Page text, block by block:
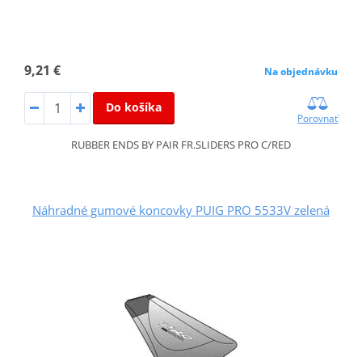
9,21 € Na objednávku
Do košíka
Porovnať
RUBBER ENDS BY PAIR FR.SLIDERS PRO C/RED
Náhradné gumové koncovky PUIG PRO 5533V zelená